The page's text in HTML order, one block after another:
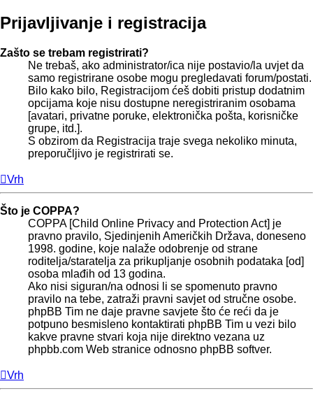
Prijavljivanje i registracija
Zašto se trebam registrirati?
Ne trebaš, ako administrator/ica nije postavio/la uvjet da
samo registrirane osobe mogu pregledavati forum/postati.
Bilo kako bilo, Registracijom ćeš dobiti pristup dodatnim
opcijama koje nisu dostupne neregistriranim osobama
[avatari, privatne poruke, elektronička pošta, korisničke
grupe, itd.].
S obzirom da Registracija traje svega nekoliko minuta,
preporučljivo je registrirati se.
Vrh
Što je COPPA?
COPPA [Child Online Privacy and Protection Act] je
pravno pravilo, Sjedinjenih Američkih Država, doneseno
1998. godine, koje nalaže odobrenje od strane
roditelja/staratelja za prikupljanje osobnih podataka [od]
osoba mlađih od 13 godina.
Ako nisi siguran/na odnosi li se spomenuto pravno
pravilo na tebe, zatraži pravni savjet od stručne osobe.
phpBB Tim ne daje pravne savjete što će reći da je
potpuno besmisleno kontaktirati phpBB Tim u vezi bilo
kakve pravne stvari koja nije direktno vezana uz
phpbb.com Web stranice odnosno phpBB softver.
Vrh